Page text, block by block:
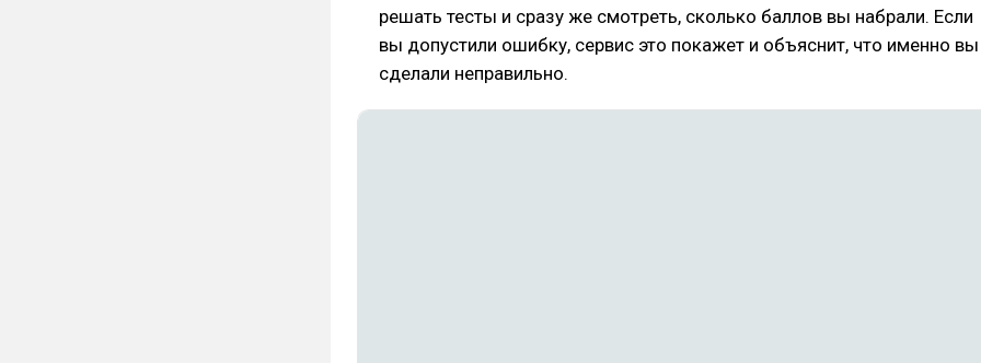
решать тесты и сразу же смотреть, сколько баллов вы набрали. Если
вы допустили ошибку, сервис это покажет и объяснит, что именно вы
сделали неправильно.